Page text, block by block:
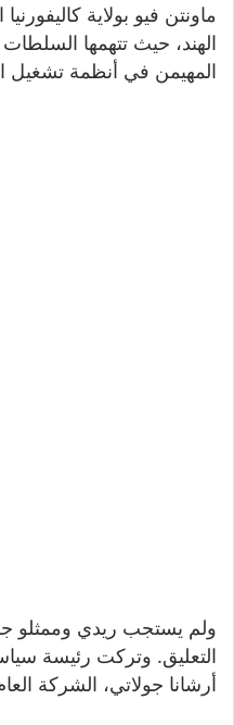
ماونتن فيو بولاية
الهند، حيث تتهمها
المهيمن في أنظمة تشغيل
ولم يستجب ريدي وممثلو
التعليق. وتركت رئيسة
أرشانا جولاتي، الشركة